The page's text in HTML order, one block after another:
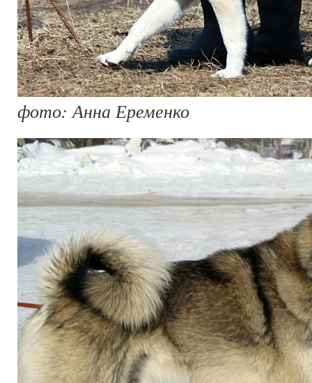
фото: Анна Еременко